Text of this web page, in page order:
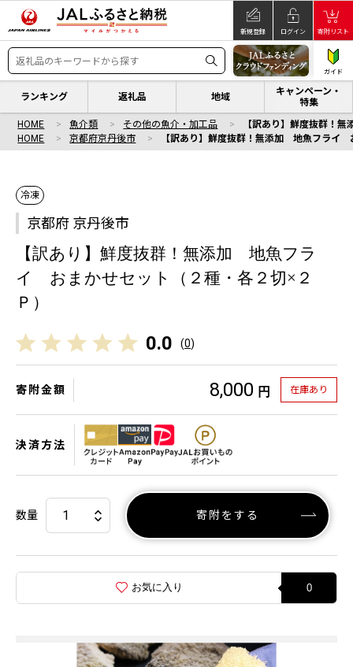
新規登録 ログイン 寄附リスト
ガイド
ランキング 返礼品 地域
キャンペーン・
特集
HOME 魚介類 その他の魚介・加工品
【訳あり】鮮度抜群！
HOME
京都府京丹後市 【訳あり】鮮度抜群！無添加 地魚フライ
冷凍
京都府 京丹後市
【訳あり】鮮度抜群！無添加 地魚フラ
イ おまかせセット（２種・各２切×２
Ｐ）
0.0 (0)
寄附金額 8,000 円 在庫あり
決済方法
数量 寄附をする
お気に入り 0